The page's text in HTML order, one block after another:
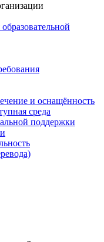
и оснащённость
среда
поддержки